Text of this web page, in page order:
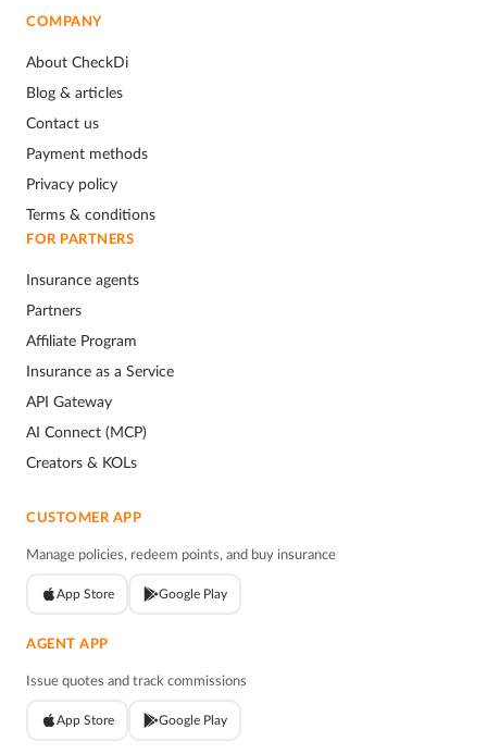
COMPANY
About CheckDi
Blog & articles
Contact us
Payment methods
Privacy policy
Terms & conditions
FOR PARTNERS
Insurance agents
Partners
Affiliate Program
Insurance as a Service
API Gateway
AI Connect (MCP)
Creators & KOLs
CUSTOMER APP
Manage policies, redeem points, and buy insurance
App Store Google Play
AGENT APP
Issue quotes and track commissions
App Store Google Play